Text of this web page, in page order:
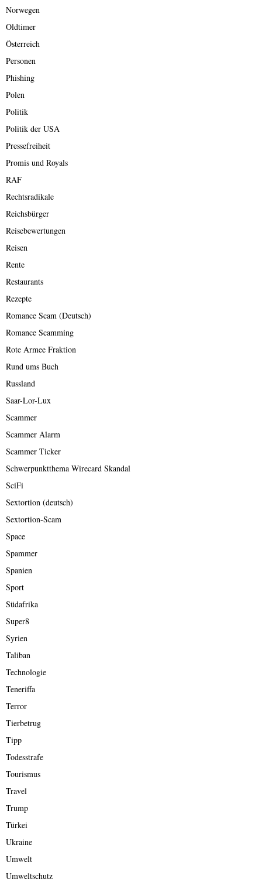
Norwegen
Oldtimer
Österreich
Personen
Phishing
Polen
Politik
Politik der USA
Pressefreiheit
Promis und Royals
RAF
Rechtsradikale
Reichsbürger
Reisebewertungen
Reisen
Rente
Restaurants
Rezepte
Romance Scam (Deutsch)
Romance Scamming
Rote Armee Fraktion
Rund ums Buch
Russland
Saar-Lor-Lux
Scammer
Scammer Alarm
Scammer Ticker
Schwerpunktthema Wirecard Skandal
SciFi
Sextortion (deutsch)
Sextortion-Scam
Space
Spammer
Spanien
Sport
Südafrika
Super8
Syrien
Taliban
Technologie
Teneriffa
Terror
Tierbetrug
Tipp
Todesstrafe
Tourismus
Travel
Trump
Türkei
Ukraine
Umwelt
Umweltschutz